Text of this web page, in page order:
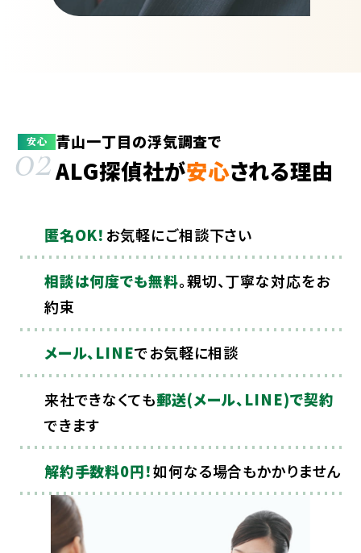
安心
02青山一丁目の浮気調査で
ALG探偵社が安心される理由
匿名OK！ お気軽にご相談下さい
相談は何度でも無料。親切、丁寧な対応をお
約束
メール、LINEでお気軽に相談
来社できなくても郵送(メール、LINE)で契約
できます
解約手数料0円！如何なる場合もかかりません